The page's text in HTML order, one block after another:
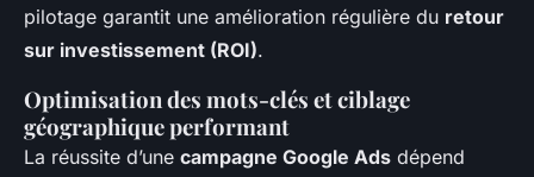
pilotage garantit une amélioration régulière du retour
sur investissement (ROI).
Optimisation des mots-clés et ciblage
géographique performant
La réussite d’une campagne Google Ads dépend